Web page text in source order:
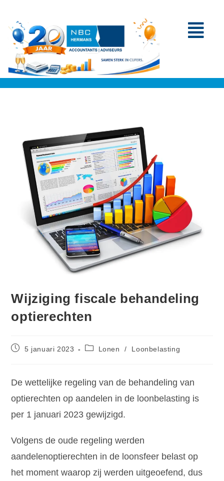
Wijziging fiscale behandeling
optierechten
5 januari 2023 Lonen / Loonbelasting
De wettelijke regeling van de behandeling van
optierechten op aandelen in de loonbelasting is
per 1 januari 2023 gewijzigd.
Volgens de oude regeling werden
aandelenoptierechten in de loonsfeer belast op
het moment waarop zij werden uitgeoefend, dus